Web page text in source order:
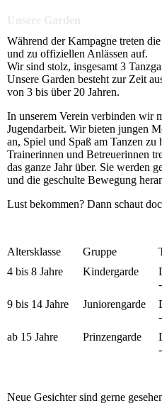
Während der Kampagne treten
und zu offiziellen Anlässen auf.
Wir sind stolz, insgesamt 3
Unsere Garden besteht zur Zeit
von 3 bis über 20 Jahren.
In unserem Verein verbinden wir
Jugendarbeit. Wir bieten jungen
an, Spiel und Spaß am Tanzen zu
Trainerinnen und Betreuerinnen
das ganze Jahr über. Sie werden
und die geschulte Bewegung
Lust bekommen? Dann schaut
Altersklasse Gruppe
4 bis 8 Jahre
Kindergarde
9 bis 14 Jahre
Juniorengarde
ab 15 Jahre
Prinzengarde
Neue Gesichter sind gerne